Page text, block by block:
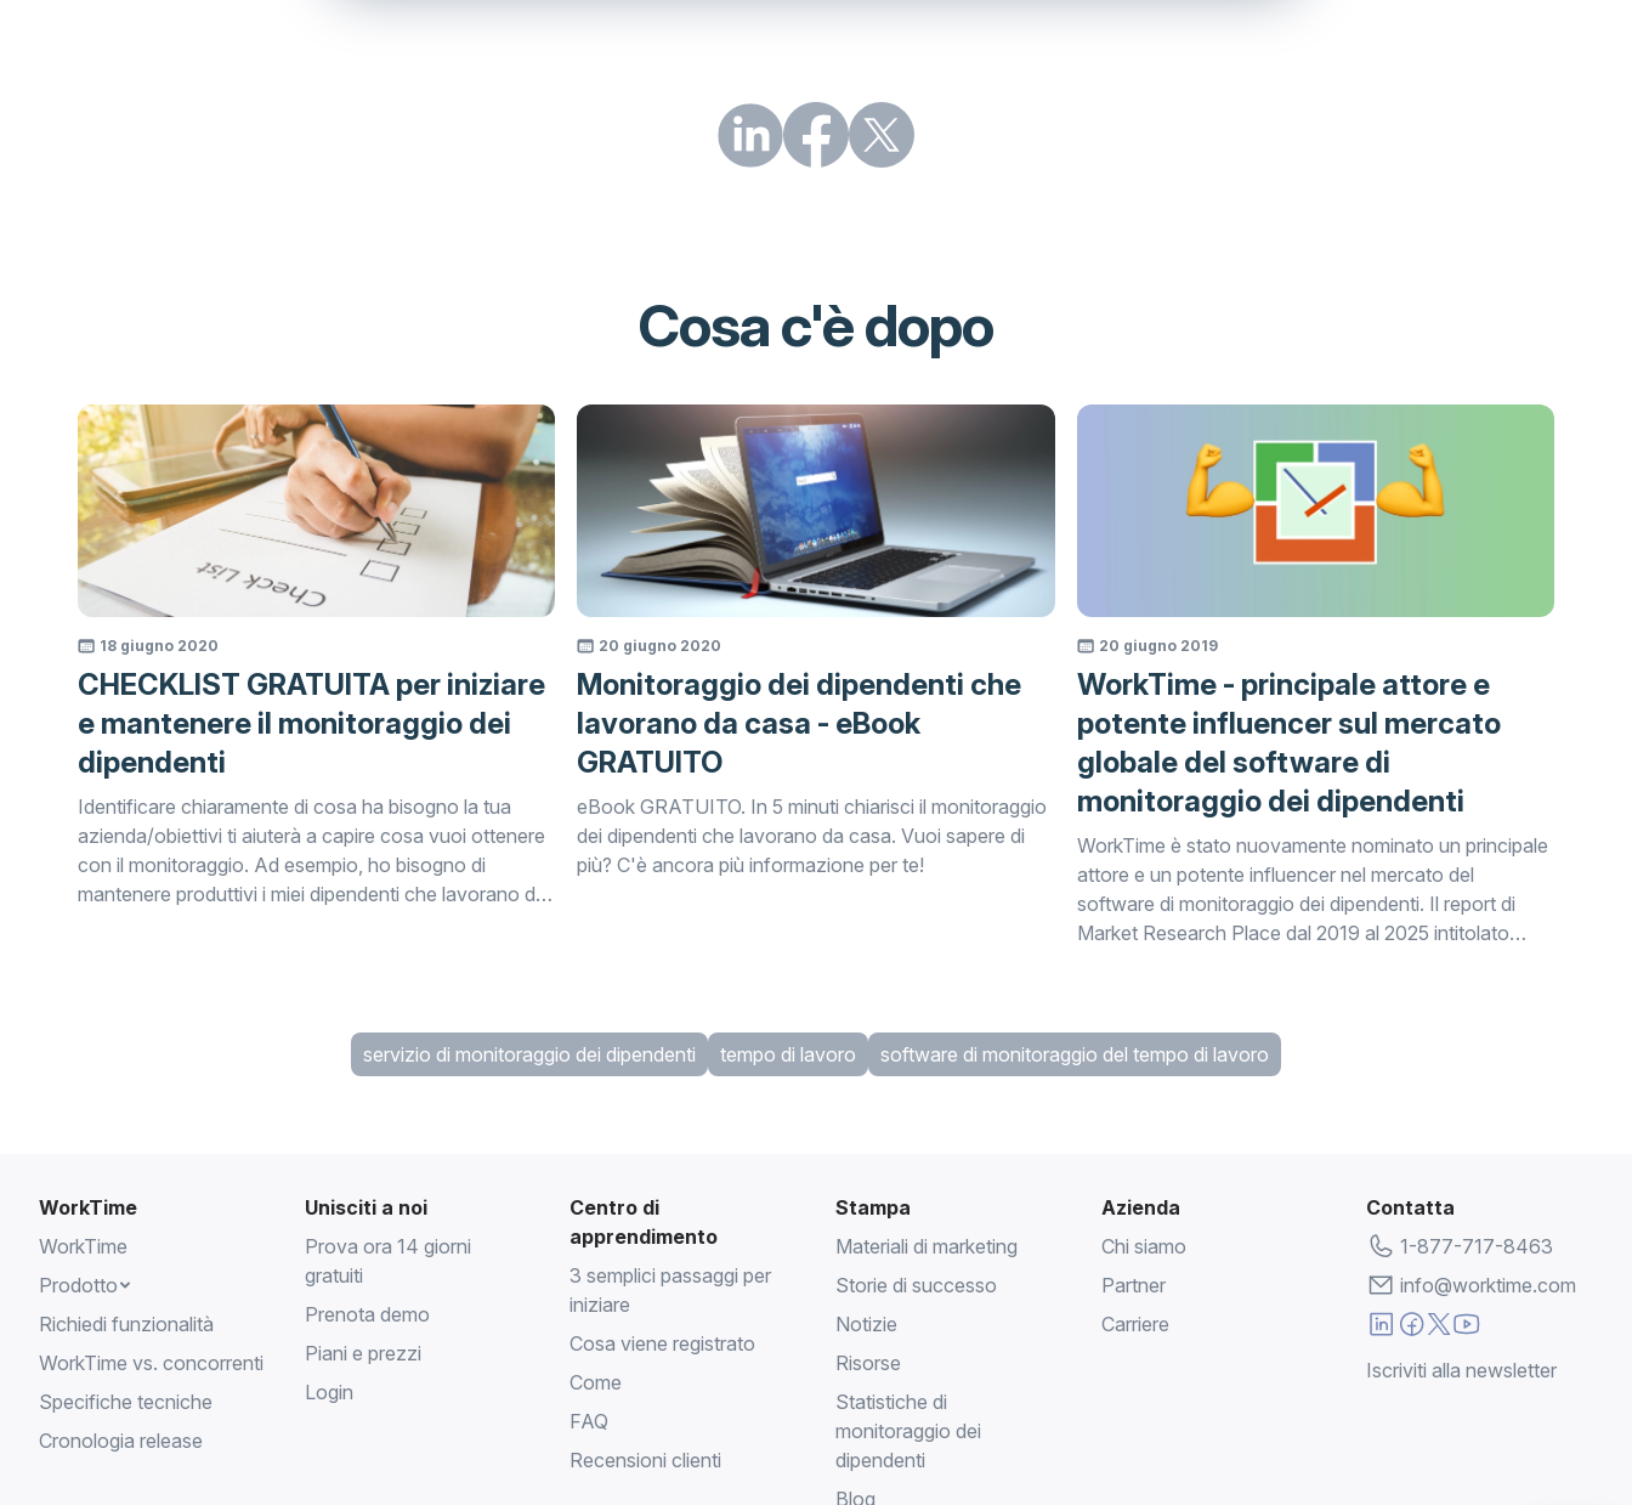
Cosa c'è dopo
18 giugno 2020
CHECKLIST GRATUITA per iniziare
e mantenere il monitoraggio dei
dipendenti
Identificare chiaramente di cosa ha bisogno la tua
azienda/obiettivi ti aiuterà a capire cosa vuoi ottenere
con il monitoraggio. Ad esempio, ho bisogno di
mantenere produttivi i miei dipendenti che lavorano da
20 giugno 2020
Monitoraggio dei dipendenti che
lavorano da casa - eBook
GRATUITO
eBook GRATUITO. In 5 minuti chiarisci il monitoraggio
dei dipendenti che lavorano da casa. Vuoi sapere di
più? C'è ancora più informazione per te!
20 giugno 2019
WorkTime - principale attore e
potente influencer sul mercato
globale del software di
monitoraggio dei dipendenti
WorkTime è stato nuovamente nominato un principale
attore e un potente influencer nel mercato del
software di monitoraggio dei dipendenti. Il report di
Market Research Place dal 2019 al 2025 intitolato
servizio di monitoraggio dei dipendenti tempo di lavoro software di monitoraggio del tempo di lavoro
WorkTime
WorkTime
Prodotto
Richiedi funzionalità
WorkTime vs. concorrenti
Specifiche tecniche
Cronologia release
Unisciti a noi
Prova ora 14 giorni
gratuiti
Prenota demo
Piani e prezzi
Login
Centro di
apprendimento
3 semplici passaggi per
iniziare
Cosa viene registrato
Come
FAQ
Recensioni clienti
Stampa
Materiali di marketing
Storie di successo
Notizie
Risorse
Statistiche di
monitoraggio dei
dipendenti
Blog
Azienda
Chi siamo
Partner
Carriere
Contatta
1-877-717-8463
info@worktime.com
Iscriviti alla newsletter